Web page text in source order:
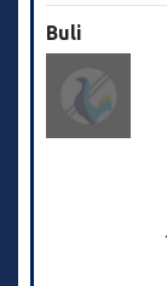
Buli